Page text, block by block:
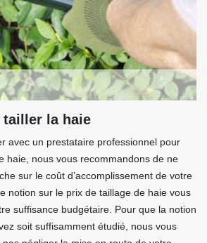
la haie
avec un prestataire professionnel pour
haie, nous vous recommandons de ne
sur le coût d’accomplissement de votre
notion sur le prix de taillage de haie vous
suffisance budgétaire. Pour que la notion
soit suffisamment étudié, nous vous